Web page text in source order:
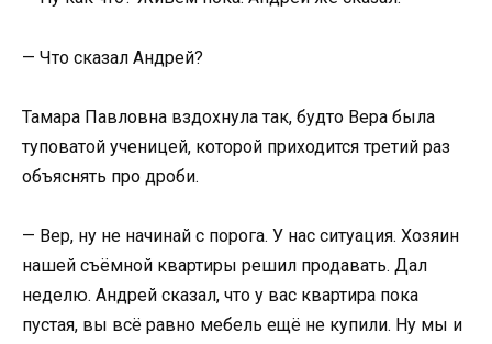
— Что сказал Андрей?
Тамара Павловна вздохнула так, будто Вера была
туповатой ученицей, которой приходится третий раз
объяснять про дроби.
— Вер, ну не начинай с порога. У нас ситуация. Хозяин
нашей съёмной квартиры решил продавать. Дал
неделю. Андрей сказал, что у вас квартира пока
пустая, вы всё равно мебель ещё не купили. Ну мы и